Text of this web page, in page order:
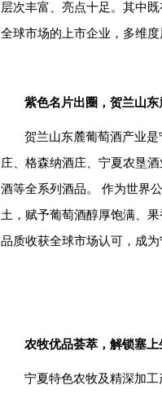
层次丰富、亮点十足。其中
全球市场的上市企业，多维
紫色名片出圈，贺兰山
贺兰山东麓葡萄酒产业
庄、格森纳酒庄、宁夏农垦
酒等全系列酒品。 作为世界
土，赋予葡萄酒醇厚饱满、
品质收获全球市场认可，成
农牧优品荟萃，解锁塞
宁夏特色农牧及精深加